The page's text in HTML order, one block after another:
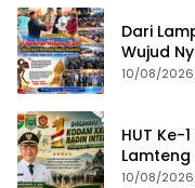
Dari
Wujud
Nusantara
10/08/2026
HUT Ke-
Harapan
10/08/2026